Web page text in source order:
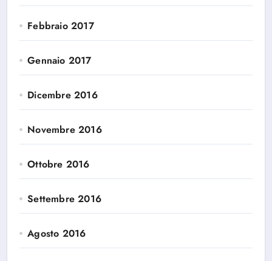
Febbraio 2017
Gennaio 2017
Dicembre 2016
Novembre 2016
Ottobre 2016
Settembre 2016
Agosto 2016